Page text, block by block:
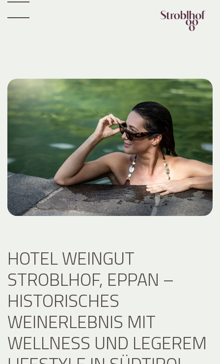
HOTEL WEINGUT
STROBLHOF, EPPAN –
HISTORISCHES
WEINERLEBNIS MIT
WELLNESS UND LEGEREM